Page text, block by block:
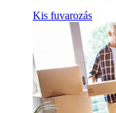
Kis fuvarozás